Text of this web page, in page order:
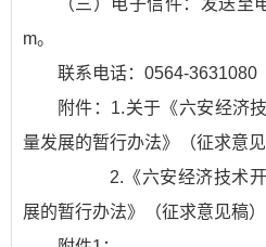
（三）电子信件：发送至
m。
联系电话：0564-3631080
附件：1.关于《六安经济
量发展的暂行办法》（征求意
2.《六安经济技术开
展的暂行办法》（征求意见稿）